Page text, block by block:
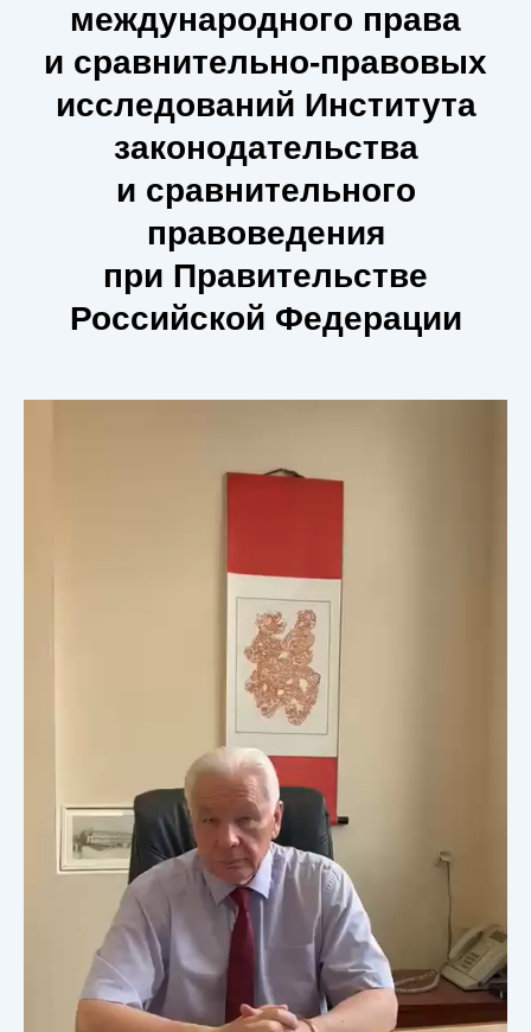
международного права
и сравнительно-правовых
исследований Института
законодательства
и сравнительного
правоведения
при Правительстве
Российской Федерации